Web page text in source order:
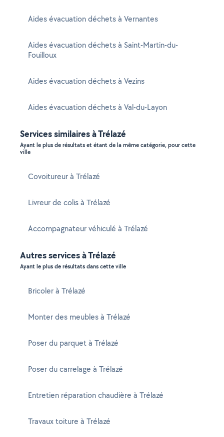
Aides évacuation déchets à Vernantes
Aides évacuation déchets à Saint-Martin-du-
Fouilloux
Aides évacuation déchets à Vezins
Aides évacuation déchets à Val-du-Layon
Services similaires à Trélazé
Ayant le plus de résultats et étant de la même catégorie, pour cette
ville
Covoitureur à Trélazé
Livreur de colis à Trélazé
Accompagnateur véhiculé à Trélazé
Autres services à Trélazé
Ayant le plus de résultats dans cette ville
Bricoler à Trélazé
Monter des meubles à Trélazé
Poser du parquet à Trélazé
Poser du carrelage à Trélazé
Entretien réparation chaudière à Trélazé
Travaux toiture à Trélazé